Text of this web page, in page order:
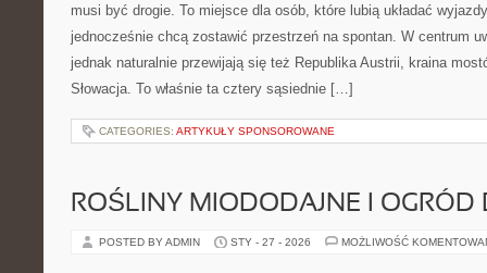
musi być drogie. To miejsce dla osób, które lubią układać
jednocześnie chcą zostawić przestrzeń na spontan. W centrum
jednak naturalnie przewijają się też Republika Austrii, kraina
Słowacja. To właśnie ta cztery sąsiednie […]
CATEGORIES: ARTYKUŁY SPONSOROWANE
ROŚLINY MIODODAJNE I
POSTED BY ADMIN STY - 27 - 2026 MOŻLIWOŚĆ